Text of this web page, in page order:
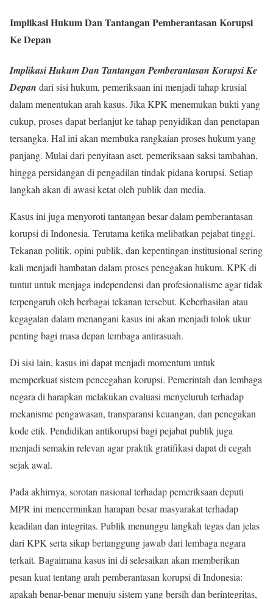
Implikasi Hukum Dan Tantangan Pemberantasan Korupsi
Ke Depan
Implikasi Hukum Dan Tantangan Pemberantasan Korupsi Ke
Depan dari sisi hukum, pemeriksaan ini menjadi tahap krusial
dalam menentukan arah kasus. Jika KPK menemukan bukti yang
cukup, proses dapat berlanjut ke tahap penyidikan dan penetapan
tersangka. Hal ini akan membuka rangkaian proses hukum yang
panjang. Mulai dari penyitaan aset, pemeriksaan saksi tambahan,
hingga persidangan di pengadilan tindak pidana korupsi. Setiap
langkah akan di awasi ketat oleh publik dan media.
Kasus ini juga menyoroti tantangan besar dalam pemberantasan
korupsi di Indonesia. Terutama ketika melibatkan pejabat tinggi.
Tekanan politik, opini publik, dan kepentingan institusional sering
kali menjadi hambatan dalam proses penegakan hukum. KPK di
tuntut untuk menjaga independensi dan profesionalisme agar tidak
terpengaruh oleh berbagai tekanan tersebut. Keberhasilan atau
kegagalan dalam menangani kasus ini akan menjadi tolok ukur
penting bagi masa depan lembaga antirasuah.
Di sisi lain, kasus ini dapat menjadi momentum untuk
memperkuat sistem pencegahan korupsi. Pemerintah dan lembaga
negara di harapkan melakukan evaluasi menyeluruh terhadap
mekanisme pengawasan, transparansi keuangan, dan penegakan
kode etik. Pendidikan antikorupsi bagi pejabat publik juga
menjadi semakin relevan agar praktik gratifikasi dapat di cegah
sejak awal.
Pada akhirnya, sorotan nasional terhadap pemeriksaan deputi
MPR ini mencerminkan harapan besar masyarakat terhadap
keadilan dan integritas. Publik menunggu langkah tegas dan jelas
dari KPK serta sikap bertanggung jawab dari lembaga negara
terkait. Bagaimana kasus ini di selesaikan akan memberikan
pesan kuat tentang arah pemberantasan korupsi di Indonesia:
apakah benar-benar menuju sistem yang bersih dan berintegritas,